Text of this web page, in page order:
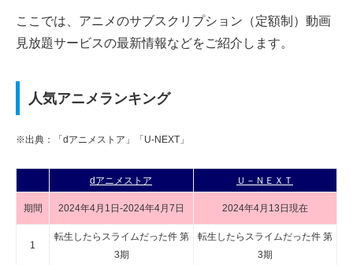
ここでは、アニメのサブスクリプション（定額制）動画
見放題サービスの最新情報などをご紹介します。
人気アニメランキング
※出典：「dアニメストア」「U-NEXT」
dアニメストア Ｕ－ＮＥＸＴ
期間 2024年4月1日-2024年4月7日 2024年4月13日現在
1
転生したらスライムだった件 第
3期
転生したらスライムだった件 第
3期